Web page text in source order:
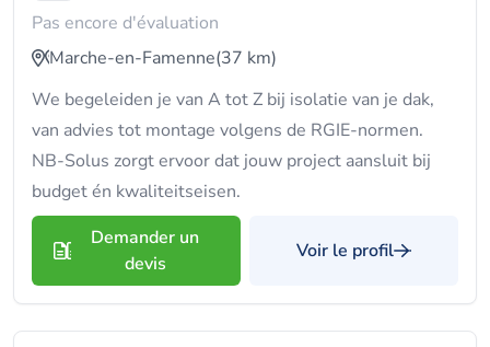
Pas encore d'évaluation
Marche-en-Famenne(37 km)
We begeleiden je van A tot Z bij isolatie van je dak,
van advies tot montage volgens de RGIE-normen.
NB-Solus zorgt ervoor dat jouw project aansluit bij
budget én kwaliteitseisen.
Demander un
devis
Voir le profil